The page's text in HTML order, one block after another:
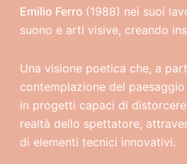
Emilio Ferro (1988) nei suoi
suono e arti visive, creando
Una visione poetica che, a
contemplazione del
in progetti capaci di
realtà dello spettatore,
di elementi tecnici innovativi.